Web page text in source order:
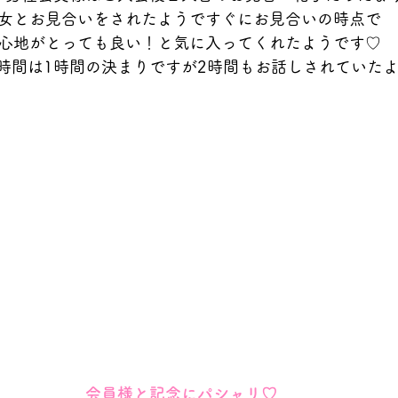
とお見合いをされたようですぐにお見合いの時点で
地がとっても良い！と気に入ってくれたようです♡
間は1時間の決まりですが2時間もお話しされていた
会員様と記念にパシャリ♡